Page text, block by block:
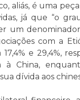
aliás, é uma
já que “o
um
com a
e 29,4%,
à China,
dívida aos